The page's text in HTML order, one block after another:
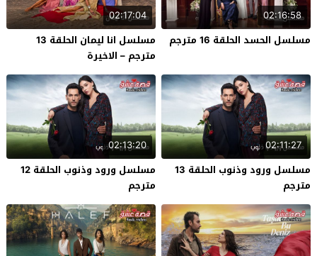
02:16:58
مسلسل الحسد الحلقة 16 مترجم
02:17:04
مسلسل انا ليمان الحلقة 13
مترجم – الاخيرة
02:11:27
مسلسل ورود وذنوب الحلقة 13
مترجم
02:13:20
مسلسل ورود وذنوب الحلقة 12
مترجم